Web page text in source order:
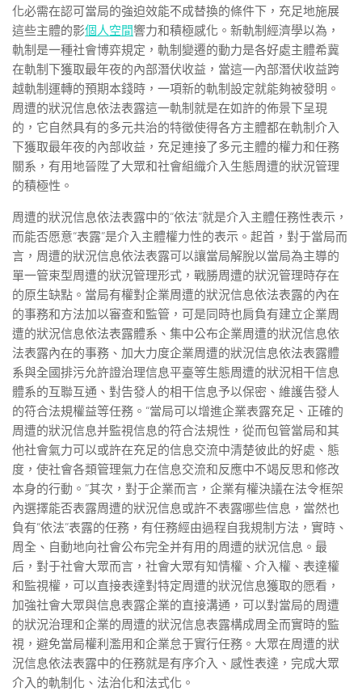
化必需在認可當局的強迫效能不成替換的條件下，充足地施展
這些主體的影個人空間響力和積極感化。新軌制經濟學以為，
軌制是一種社會博弈規定，軌制變遷的動力是各好處主體希冀
在軌制下獲取最年夜的內部潛伏收益，當這一內部潛伏收益跨
越軌制運轉的預期本錢時，一項新的軌制設定就能夠被發明。
周遭的狀況信息依法表露這一軌制就是在如許的佈景下呈現
的，它自然具有的多元共治的特徵使得各方主體都在軌制介入
下獲取最年夜的內部收益，充足連接了多元主體的權力和任務
關系，有用地晉陞了大眾和社會組織介入生態周遭的狀況管理
的積極性。
周遭的狀況信息依法表露中的“依法”就是介入主體任務性表示，
而能否愿意“表露”是介入主體權力性的表示。起首，對于當局而
言，周遭的狀況信息依法表露可以讓當局解脫以當局為主導的
單一管束型周遭的狀況管理形式，戰勝周遭的狀況管理時存在
的原生缺點。當局有權對企業周遭的狀況信息依法表露的內在
的事務和方法加以審查和監管，可是同時也肩負有建立企業周
遭的狀況信息依法表露體系、集中公布企業周遭的狀況信息依
法表露內在的事務、加大力度企業周遭的狀況信息依法表露體
系與全國排污允許證治理信息平臺等生態周遭的狀況相干信息
體系的互聯互通、對告發人的相干信息予以保密、維護告發人
的符合法規權益等任務。“當局可以增進企業表露充足、正確的
周遭的狀況信息并監視信息的符合法規性，從而包管當局和其
他社會氣力可以或許在充足的信息交流中清楚彼此的好處、態
度，使社會各類管理氣力在信息交流和反應中不竭反思和修改
本身的行動。”其次，對于企業而言，企業有權決議在法令框架
內選擇能否表露周遭的狀況信息或許不表露哪些信息，當然也
負有“依法”表露的任務，有任務經由過程自我規制方法，實時、
周全、自動地向社會公布完全并有用的周遭的狀況信息。最
后，對于社會大眾而言，社會大眾有知情權、介入權、表達權
和監視權，可以直接表達對特定周遭的狀況信息獲取的愿看，
加強社會大眾與信息表露企業的直接溝通，可以對當局的周遭
的狀況治理和企業的周遭的狀況信息表露構成周全而實時的監
視，避免當局權利濫用和企業怠于實行任務。大眾在周遭的狀
況信息依法表露中的任務就是有序介入、感性表達，完成大眾
介入的軌制化、法治化和法式化。